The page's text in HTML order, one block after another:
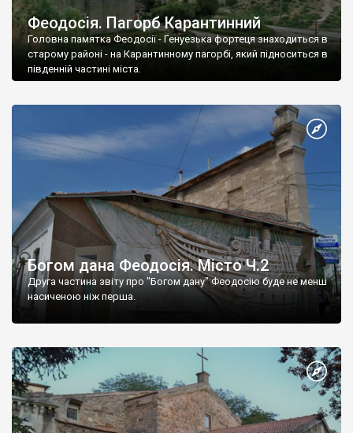
Феодосія. Пагорб Карантинний
Головна памятка Феодосії - Генуезька фортеця знаходиться в
старому районі - на Карантинному пагорбі, який підноситься в
південній частині міста.
Богом дана Феодосія. Місто Ч.2
Друга частина звіту про "Богом дану" Феодосію буде не менш
насиченою ніж перша.